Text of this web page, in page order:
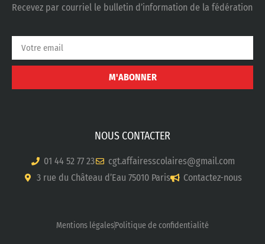
Recevez par courriel le bulletin d’information de la fédération
M'ABONNER
NOUS CONTACTER
01 44 52 77 23
cgt.affairesscolaires@gmail.com
3 rue du Château d’Eau 75010 Paris
Contactez-nous
Mentions légalesPolitique de confidentialité